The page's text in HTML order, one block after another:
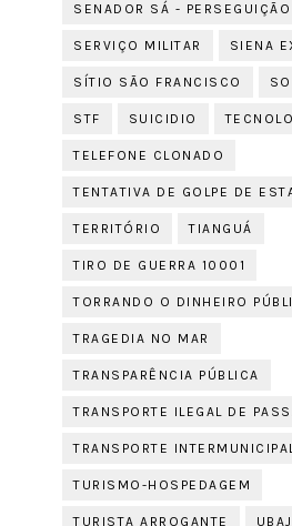
SENADOR SÁ -
SERVIÇO MILITAR SIENA
SÍTIO SÃO FRANCISCO
STF SUICIDIO
TELEFONE CLONADO
TENTATIVA DE GOLPE DE
TERRITÓRIO TIANGUÁ
TIRO DE GUERRA 10001
TORRANDO O DINHEIRO
TRAGEDIA NO MAR
TRANSPARÊNCIA PÚBLICA
TRANSPORTE ILEGAL DE
TRANSPORTE
TURISMO-HOSPEDAGEM
TURISTA ARROGANTE